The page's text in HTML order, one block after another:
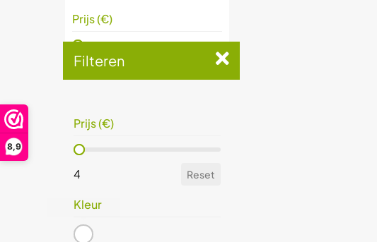
8,9
Prijs (€)
Prijs (€)
4
Filteren
Prijs (€)
Prijs (€)
4 Reset
Kleur
Kleur
Glanzend wit